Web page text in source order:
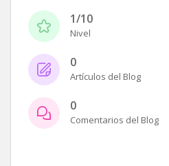
1/10
Nivel
0
Artículos del Blog
0
Comentarios del Blog